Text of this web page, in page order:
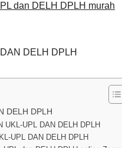
dan DELH DPLH murah
DELH DPLH
DELH DPLH
UKL-UPL DAN DELH DPLH
UPL DAN DELH DPLH